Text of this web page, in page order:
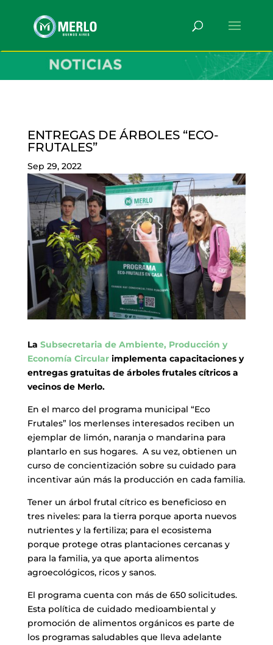
ENTREGAS DE ÁRBOLES “ECO-
FRUTALES”
Sep 29, 2022
La Subsecretaria de Ambiente, Producción y
Economía Circularimplementa capacitaciones y
entregas gratuitas de árboles frutales cítricos a
vecinos de Merlo.
En el marco del programa municipal “Eco
Frutales” los merlenses interesados reciben un
ejemplar de limón, naranja o mandarina para
plantarlo en sus hogares. A su vez, obtienen un
curso de concientización sobre su cuidado para
incentivar aún más la producción en cada familia.
Tener un árbol frutal cítrico es beneficioso en
tres niveles: para la tierra porque aporta nuevos
nutrientes y la fertiliza; para el ecosistema
porque protege otras plantaciones cercanas y
para la familia, ya que aporta alimentos
agroecológicos, ricos y sanos.
El programa cuenta con más de 650 solicitudes.
Esta política de cuidado medioambiental y
promoción de alimentos orgánicos es parte de
los programas saludables que lleva adelante